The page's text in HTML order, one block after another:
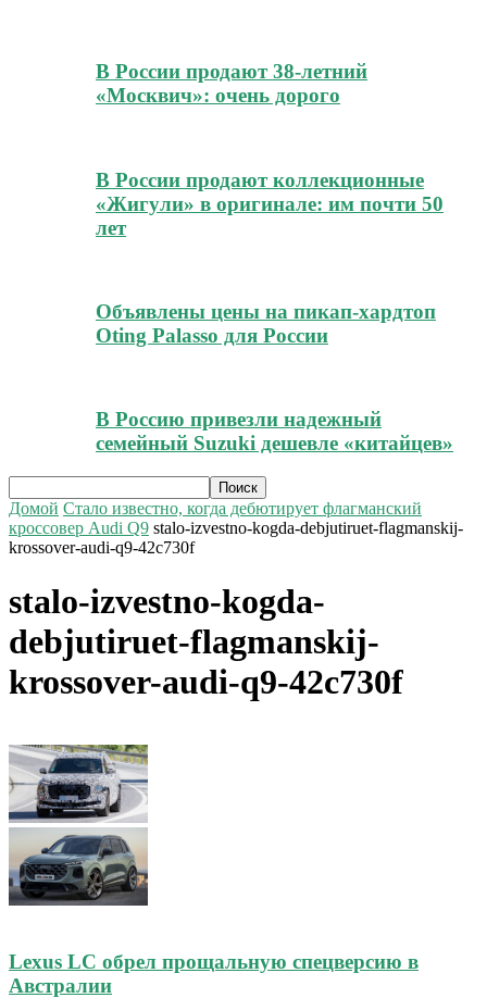
В России продают 38-летний
«Москвич»: очень дорого
В России продают коллекционные
«Жигули» в оригинале: им почти 50
лет
Объявлены цены на пикап-хардтоп
Oting Palasso для России
В Россию привезли надежный
семейный Suzuki дешевле «китайцев»
Домой Стало известно, когда дебютирует флагманский
кроссовер Audi Q9 stalo-izvestno-kogda-debjutiruet-flagmanskij-
krossover-audi-q9-42c730f
stalo-izvestno-kogda-
debjutiruet-flagmanskij-
krossover-audi-q9-42c730f
Lexus LC обрел прощальную спецверсию в
Австралии